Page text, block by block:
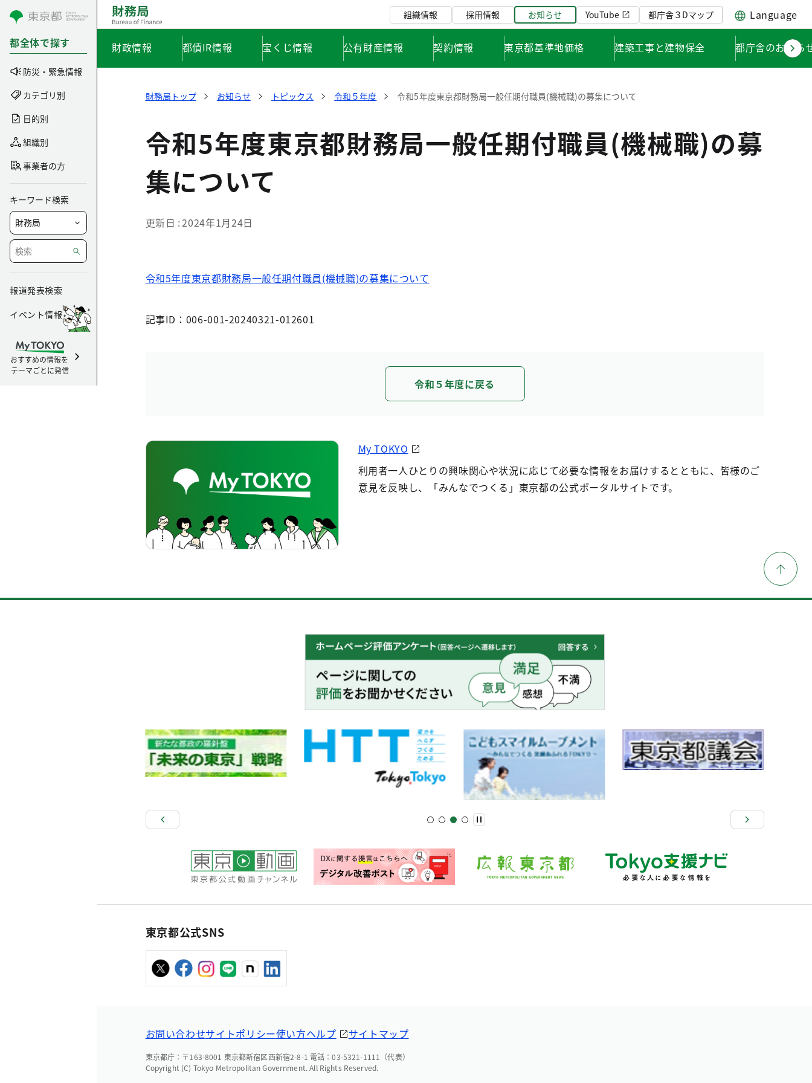
コンテンツにスキップ
都全体で探す
防災・緊急情報
カテゴリ別
目的別
組織別
事業者の方
キーワード検索
報道発表検索
イベント情報
おすすめの情報を
テーマごとに発信
組織情報 採用情報 お知らせ YouTube 都庁舎３Dマップ Language
財政情報 都債IR情報 宝くじ情報 公有財産情報 契約情報 東京都基準地価格 建築工事と建物保全 都庁舎のお知ら
財務局トップ お知らせ トピックス 令和５年度 令和5年度東京都財務局一般任期付職員(機械職)の募集について
令和5年度東京都財務局一般任期付職員(機械職)の募
集について
更新日 2024年1月24日
令和5年度東京都財務局一般任期付職員(機械職)の募集について
記事ID：006-001-20240321-012601
令和５年度に戻る
My TOKYO
利用者一人ひとりの興味関心や状況に応じて必要な情報をお届けするとともに、皆様のご
意見を反映し、「みんなでつくる」東京都の公式ポータルサイトです。
東京都公式SNS
お問い合わせサイトポリシー使い方ヘルプ サイトマップ
東京都庁：〒163-8001 東京都新宿区西新宿2-8-1 電話：03-5321-1111（代表）
Copyright (C) Tokyo Metropolitan Government. All Rights Reserved.